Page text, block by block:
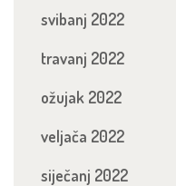
svibanj 2022
travanj 2022
ožujak 2022
veljača 2022
siječanj 2022